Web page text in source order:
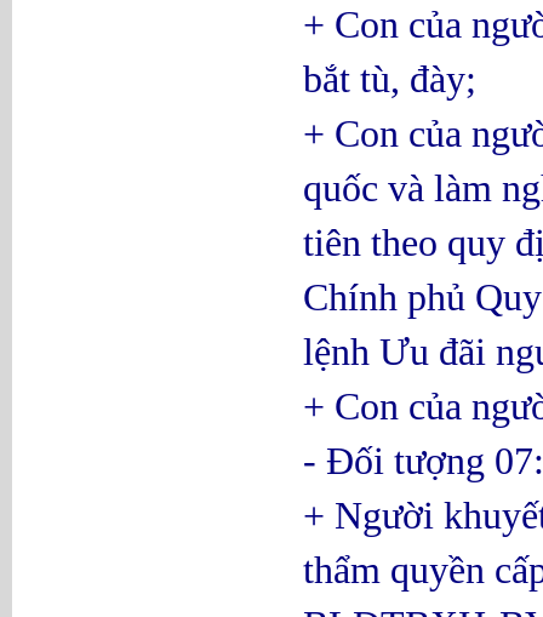
+ Con của
bắt tù, đày;
+ Con của
quốc và làm
tiên theo quy
Chính phủ
lệnh Ưu đãi
+ Con của
- Đối tượng 07:
+ Người
thẩm quyền